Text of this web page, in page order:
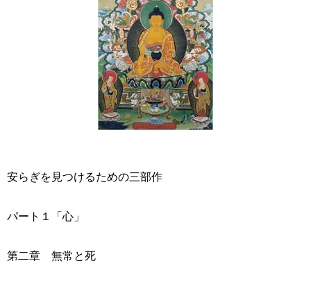
安らぎを見つけるための三部作
パート１「心」
第二章 無常と死